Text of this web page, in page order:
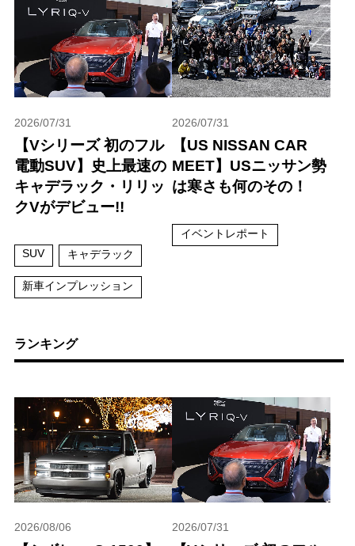
2026/07/31
【Vシリーズ 初のフル
電動SUV】史上最速の
キャデラック・リリッ
クVがデビュー!!
SUV キャデラック
新車インプレッション
2026/07/31
【US NISSAN CAR
MEET】USニッサン勢
は寒さも何のその！
イベントレポート
ランキング
2026/08/06 2026/07/31